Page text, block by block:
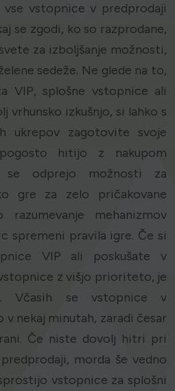
vstopnice v predprodaji
se zgodi, ko so razprodane,
za izboljšanje možnosti,
sedeže. Ne glede na to,
VIP, splošne vstopnice ali
vrhunsko izkušnjo, si lahko s
ukrepov zagotovite svoje
hitijo z nakupom
odprejo možnosti za
gre za zelo pričakovane
mehanizmov
spremeni pravila igre. Če si
VIP ali poskušate v
z višjo prioriteto, je
Včasih se vstopnice v
nekaj minutah, zaradi česar
Če niste dovolj hitri pri
morda še vedno
vstopnice za splošni